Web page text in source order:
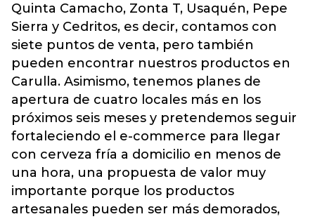
Quinta Camacho, Zonta T, Usaquén, Pepe
Sierra y Cedritos, es decir, contamos con
siete puntos de venta, pero también
pueden encontrar nuestros productos en
Carulla. Asimismo, tenemos planes de
apertura de cuatro locales más en los
próximos seis meses y pretendemos seguir
fortaleciendo el e-commerce para llegar
con cerveza fría a domicilio en menos de
una hora, una propuesta de valor muy
importante porque los productos
artesanales pueden ser más demorados,